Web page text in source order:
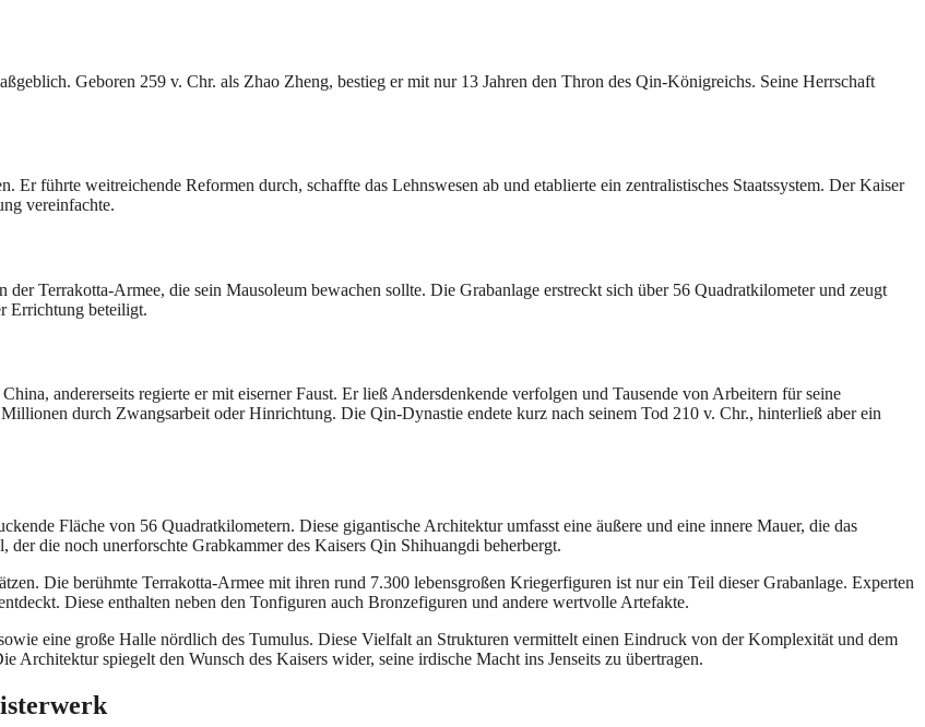
Geboren 259 v. Chr. als Zhao Zheng, bestieg er mit nur 13 Jahren den Thron des Qin-Königreichs. Seine Herrschaft
führte weitreichende Reformen durch, schaffte das Lehnswesen ab und etablierte ein zentralistisches Staatssystem. Der Kaiser
vereinfachte.
Terrakotta-Armee, die sein Mausoleum bewachen sollte. Die Grabanlage erstreckt sich über 56 Quadratkilometer und zeugt
Errichtung beteiligt.
andererseits regierte er mit eiserner Faust. Er ließ Andersdenkende verfolgen und Tausende von Arbeitern für seine
durch Zwangsarbeit oder Hinrichtung. Die Qin-Dynastie endete kurz nach seinem Tod 210 v. Chr., hinterließ aber ein
Fläche von 56 Quadratkilometern. Diese gigantische Architektur umfasst eine äußere und eine innere Mauer, die das
die noch unerforschte Grabkammer des Kaisers Qin Shihuangdi beherbergt.
Die berühmte Terrakotta-Armee mit ihren rund 7.300 lebensgroßen Kriegerfiguren ist nur ein Teil dieser Grabanlage. Experten
Diese enthalten neben den Tonfiguren auch Bronzefiguren und andere wertvolle Artefakte.
eine große Halle nördlich des Tumulus. Diese Vielfalt an Strukturen vermittelt einen Eindruck von der Komplexität und dem
spiegelt den Wunsch des Kaisers wider, seine irdische Macht ins Jenseits zu übertragen.